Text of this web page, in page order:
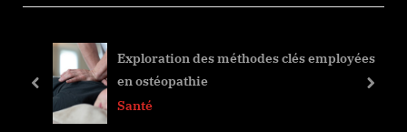
Exploration des méthodes clés employées
en ostéopathie
Santé
prev next